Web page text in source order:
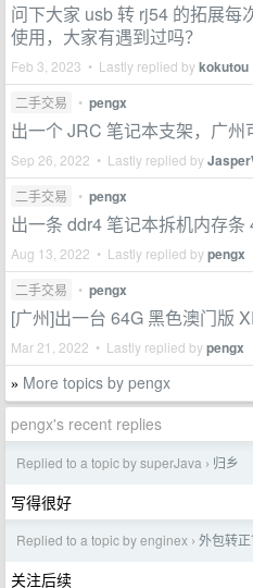
问下大家 usb 转 rj54 的拓展每
使用，大家有遇到过吗？
Feb 3, 2023 • Lastly replied bykokutou
二手交易 • pengx
出一个 JRC 笔记本支架，广州
Sep 26, 2022 • Lastly replied by
二手交易 • pengx
出一条 ddr4 笔记本拆机内存条
Aug 13, 2022 • Lastly replied bypengx
二手交易 • pengx
[广州]出一台 64G 黑色澳门版
Mar 21, 2022 • Lastly replied bypengx
» More topics by pengx
pengx's recent replies
Replied to a topic by superJava › 归乡
写得很好
Replied to a topic by enginex › 外包转
关注后续